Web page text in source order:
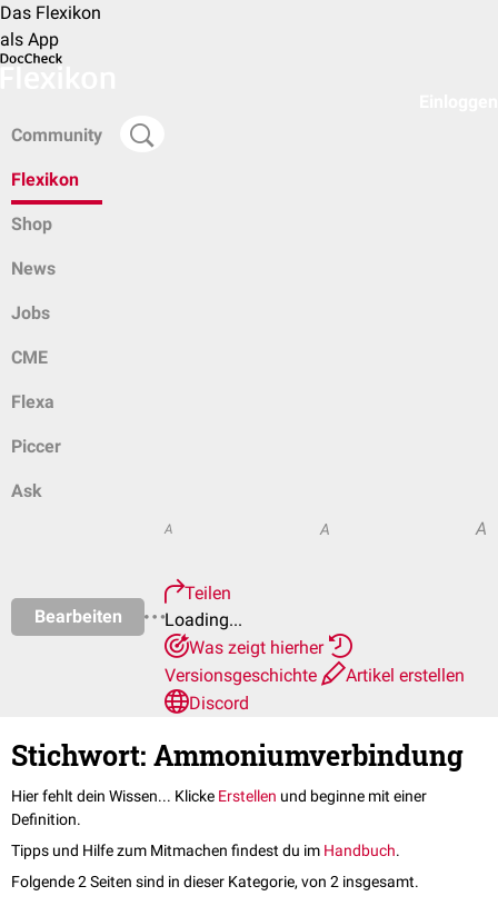
Das Flexikon
als App
Community
Flexikon
Shop
News
Jobs
CME
Flexa
Piccer
Ask
Bearbeiten
A A A
Teilen
Loading...
Was zeigt hierher
Versionsgeschichte
Artikel erstellen
Discord
Stichwort: Ammoniumverbindung
Hier fehlt dein Wissen... Klicke Erstellen und beginne mit einer
Definition.
Tipps und Hilfe zum Mitmachen findest du im Handbuch.
Folgende 2 Seiten sind in dieser Kategorie, von 2 insgesamt.